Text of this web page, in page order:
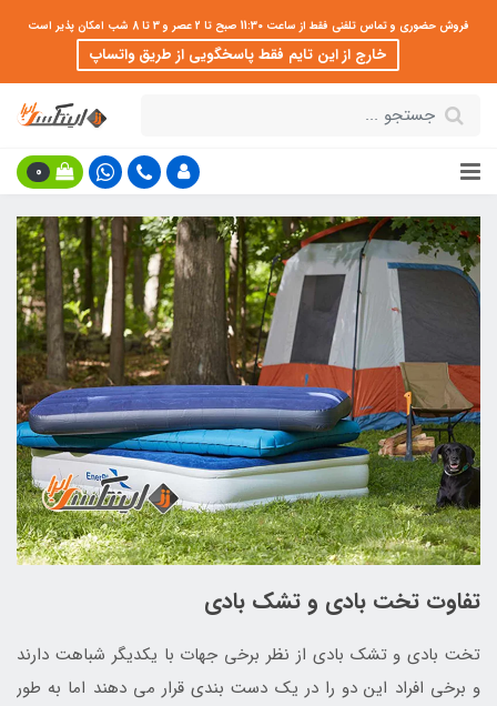
فروش حضوری و تماس تلفنی فقط از ساعت 11:30 صبح تا 2 عصر و 3 تا 8 شب امکان پذیر است
خارج از این تایم فقط پاسخگویی از طریق واتساپ
0
تفاوت تخت بادی و تشک بادی
تخت بادی و تشک بادی از نظر برخی جهات با یکدیگر شباهت دارند
و برخی افراد این دو را در یک دست بندی قرار می دهند اما به طور